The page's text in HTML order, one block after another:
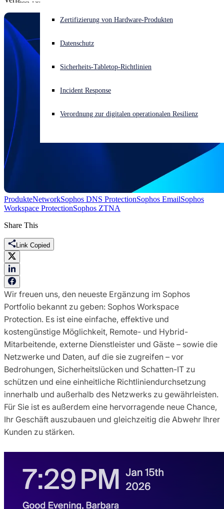
Akuter Cyberangriff? Fordern Sie Sofort-Hilfe an
Open search
Deutsch Open language switcher
Zertifizierung von Hardware-Produkten
Datenschutz
Sicherheits-Tabletop-Richtlinien
Incident Response
Verordnung zur digitalen operationalen Resilienz
ProdukteNetworkSophos DNS ProtectionSophos EmailSophos
Workspace ProtectionSophos ZTNA
Share This
Link Copied
Wir freuen uns, den neueste Ergänzung im Sophos
Portfolio bekannt zu geben: Sophos Workspace
Protection. Es ist eine einfache, effektive und
kostengünstige Möglichkeit, Remote- und Hybrid-
Mitarbeitende, externe Dienstleister und Gäste – sowie die
Netzwerke und Daten, auf die sie zugreifen – vor
Bedrohungen, Sicherheitslücken und Schatten-IT zu
schützen und eine einheitliche Richtliniendurchsetzung
innerhalb und außerhalb des Netzwerks zu gewährleisten.
Für Sie ist es außerdem eine hervorragende neue Chance,
Ihr Geschäft auszubauen und gleichzeitig die Abwehr Ihrer
Kunden zu stärken.